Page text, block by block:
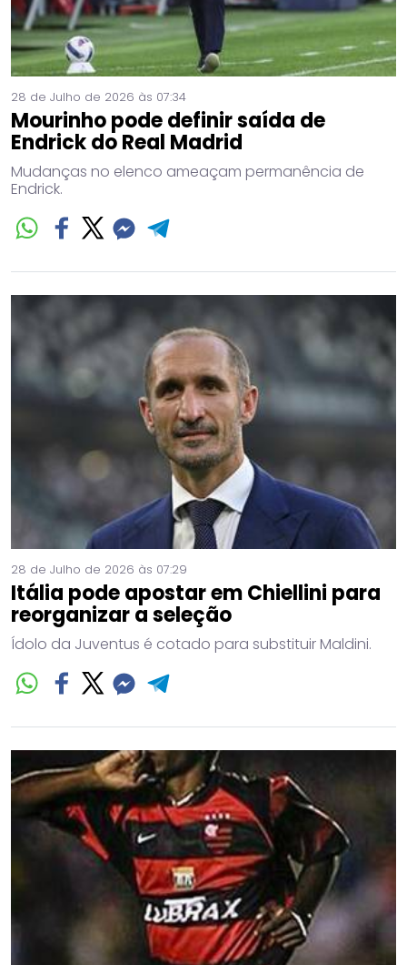
28 de Julho de 2026 às 07:34
Mourinho pode definir saída de
Endrick do Real Madrid
Mudanças no elenco ameaçam permanência de
Endrick.
28 de Julho de 2026 às 07:29
Itália pode apostar em Chiellini para
reorganizar a seleção
Ídolo da Juventus é cotado para substituir Maldini.